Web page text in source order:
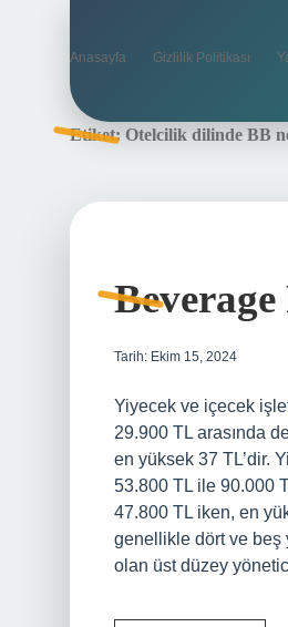
Anasayfa Gizlilik Politikası
Etiket: Otelcilik dilinde BB
Tarih: Ekim 15, 2024
Yiyecek ve içecek
29.900 TL arasında
en yüksek 37 TL’dir.
53.800 TL ile 90.000
47.800 TL iken, en
genellikle dört ve beş
olan üst düzey